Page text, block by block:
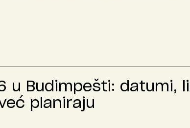
u Budimpešti: datumi,
planiraju